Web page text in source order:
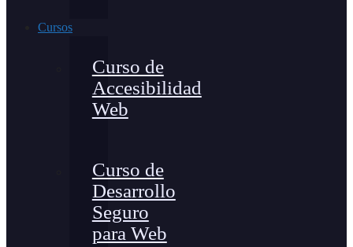
Cursos
Curso de
Accesibilidad
Web
Curso de
Desarrollo
Seguro
para Web